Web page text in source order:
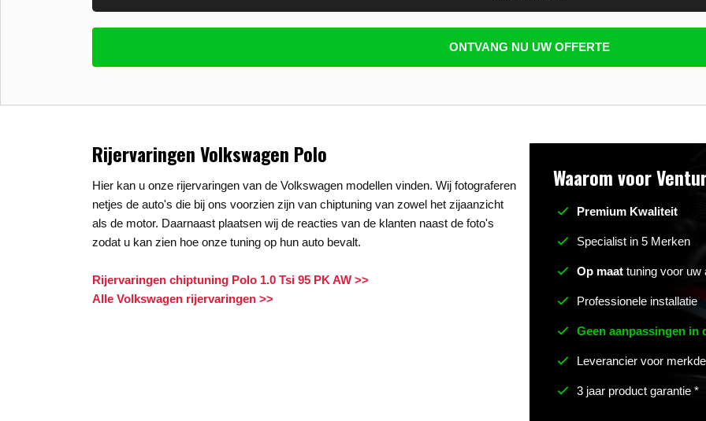
E-mail*
ONTVANG NU UW OFFERTE
Rijervaringen Volkswagen Polo
Hier kan u onze rijervaringen van de Volkswagen modellen vinden. Wij fotograferen
netjes de auto's die bij ons voorzien zijn van chiptuning van zowel het zijaanzicht
als de motor. Daarnaast plaatsen wij de reacties van de klanten naast de foto's
zodat u kan zien hoe onze tuning op hun auto bevalt.
Rijervaringen chiptuning Polo 1.0 Tsi 95 PK AW >>
Alle Volkswagen rijervaringen >>
Waarom voor
Premium Kwaliteit
Specialist in 5 Merken
Op maat tuning voor uw
Professionele installatie
Geen aanpassingen in
Leverancier voor
3 jaar product garantie *